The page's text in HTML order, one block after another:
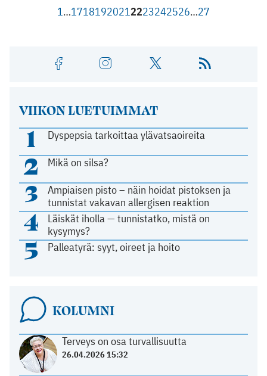
1…17181920212223242526…27
VIIKON LUETUIMMAT
1 Dyspepsia tarkoittaa ylävatsaoireita
2 Mikä on silsa?
3
Ampiaisen pisto – näin hoidat pistoksen ja
tunnistat vakavan allergisen reaktion
4
Läiskät iholla — tunnistatko, mistä on
kysymys?
5 Palleatyrä: syyt, oireet ja hoito
KOLUMNI
Terveys on osa turvallisuutta
26.04.2026 15:32